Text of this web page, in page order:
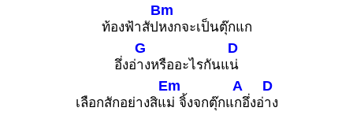
ท้องฟ้าสัป
Bm
หงกจะเป็นตุ๊กแก
อึ่งอ่
G
างหรืออะไรกันแ
D
น่
เลือกสักอย่างสิแ
Em
ม่ จิ้งจกตุ๊กแ
A
กอึ่งอ่
D
าง